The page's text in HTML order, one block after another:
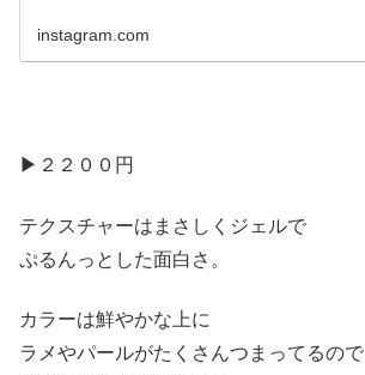
instagram.com
▶︎２２００円
テクスチャーはまさしくジェルで
ぷるんっとした面白さ。
カラーは鮮やかな上に
ラメやパールがたくさんつまってるので